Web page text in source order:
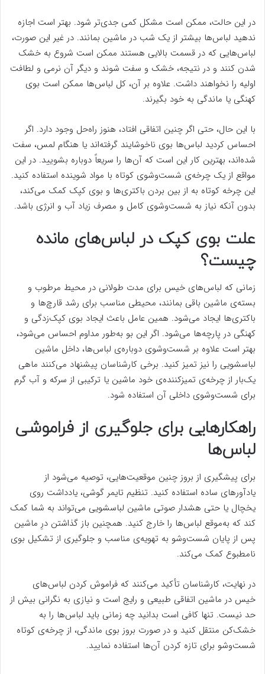
در این حالت، ممکن است مشکل کمی جدی‌تر شود. بهتر است اجازه
ندهید لباس‌ها بیشتر از یک شب در ماشین بمانند. در غیر این صورت،
لباس‌هایی که در قسمت بالایی هستند ممکن است شروع به خشک
شدن کنند و در نتیجه، خشک و سفت شوند و دیگر آن نرمی و لطافت
اولیه را نخواهند داشت. علاوه بر آن، کل لباس‌ها ممکن است بوی
کهنگی یا ماندگی به خود بگیرند.
با این حال، حتی اگر چنین اتفاقی افتاد، هنوز راه‌حل وجود دارد. اگر
احساس کردید لباس‌ها بوی ناخوشایند گرفته‌اند یا هنگام لمس، سفت
شده‌اند، بهترین کار این است که آن‌ها را سریعاً دوباره بشویید. در این
مواقع از یک چرخه‌ی شست‌وشوی کوتاه با مواد شوینده استفاده کنید.
این چرخه کوتاه به از بین بردن باکتری‌ها و بوی کپک کمک می‌کند،
بدون آنکه نیاز به شست‌وشوی کامل و مصرف زیاد آب و انرژی باشد.
علت بوی کپک در لباس‌های مانده
چیست؟
زمانی که لباس‌های خیس برای مدت طولانی در محیط مرطوب و
بسته‌ی ماشین باقی بمانند، محیطی مناسب برای رشد قارچ‌ها و
باکتری‌ها ایجاد می‌شود. همین عامل باعث ایجاد بوی کپک‌زدگی و
کهنگی در پارچه‌ها می‌شود. اگر این بو به‌طور مداوم احساس می‌شود،
بهتر است علاوه بر شست‌وشوی دوباره‌ی لباس‌ها، داخل ماشین
لباسشویی را نیز تمیز کنید. برخی کارشناسان پیشنهاد می‌کنند ماهی
یک‌بار از چرخه‌ی تمیزکننده‌ی خود ماشین یا ترکیبی از سرکه و آب گرم
برای شست‌وشوی داخلی آن استفاده شود.
راهکارهایی برای جلوگیری از فراموشی
لباس‌ها
برای پیشگیری از بروز چنین موقعیت‌هایی، توصیه می‌شود از
یادآورهای ساده استفاده کنید. تنظیم تایمر گوشی، یادداشت روی
یخچال یا حتی هشدار صوتی ماشین لباسشویی می‌تواند به شما کمک
کند که به‌موقع لباس‌ها را خارج کنید. همچنین باز گذاشتن درِ ماشین
پس از پایان شست‌وشو به تهویه‌ی مناسب و جلوگیری از تشکیل بوی
نامطبوع کمک می‌کند.
در نهایت، کارشناسان تأکید می‌کنند که فراموش کردن لباس‌های
خیس در ماشین اتفاقی طبیعی و رایج است و نیازی به نگرانی بیش از
حد نیست. تنها کافی است بدانید چه زمانی باید لباس‌ها را به
خشک‌کن منتقل کنید و در صورت بروز بوی ماندگی، از چرخه‌ی کوتاه
شست‌وشو برای تازه کردن آن‌ها استفاده نمایید.